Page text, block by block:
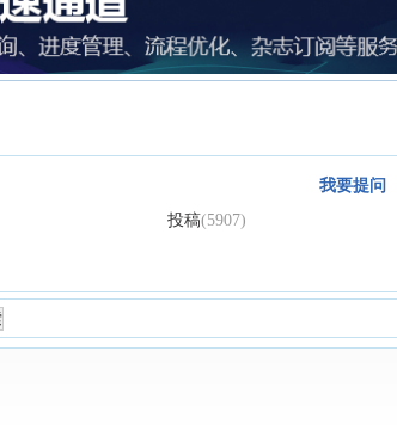
我要提问
投稿(5907)